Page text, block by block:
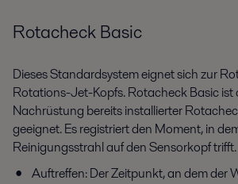
Rotacheck Basic
Dieses Standardsystem eignet sich zur
Rotations-Jet-Kopfs. Rotacheck Basic ist
Nachrüstung bereits installierter
geeignet. Es registriert den Moment, in
Reinigungsstrahl auf den Sensorkopf trifft.
Auftreffen: Der Zeitpunkt, an dem der